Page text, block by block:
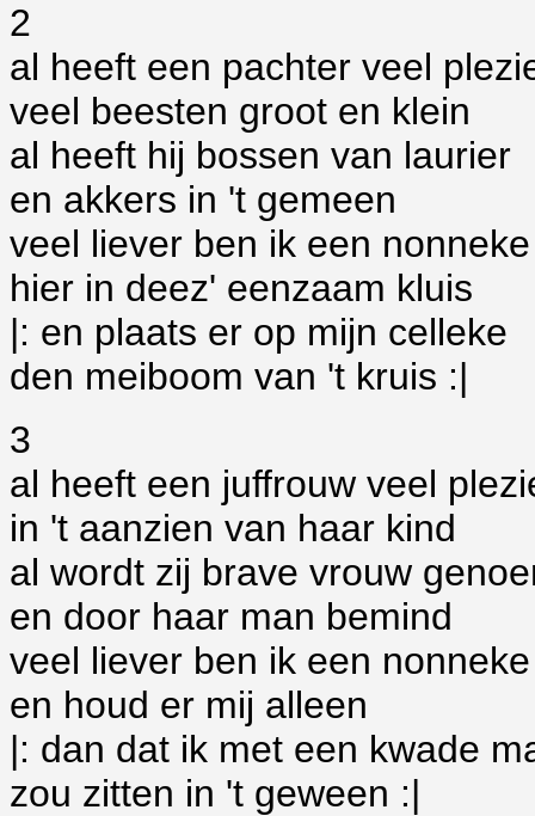
2
al heeft een pachter veel
veel beesten groot en klein
al heeft hij bossen van laurier
en akkers in 't gemeen
veel liever ben ik een nonneke
hier in deez' eenzaam kluis
|: en plaats er op mijn celleke
den meiboom van 't kruis :|
3
al heeft een juffrouw veel
in 't aanzien van haar kind
al wordt zij brave vrouw
en door haar man bemind
veel liever ben ik een nonneke
en houd er mij alleen
|: dan dat ik met een kwade
zou zitten in 't geween :|